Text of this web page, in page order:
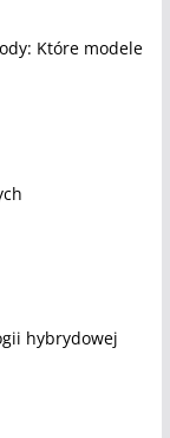
Które modele
hybrydowej